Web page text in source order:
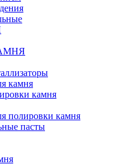
камня
камня
полировки камня
пасты